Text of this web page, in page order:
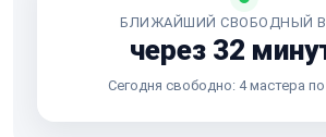
БЛИЖАЙШИЙ СВОБОДНЫЙ
через 32
Сегодня свободно: 4 мастера